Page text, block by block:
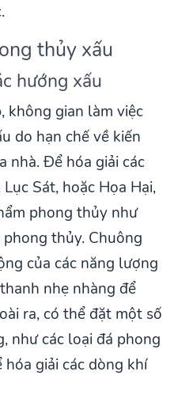
thủy xấu
hướng xấu
không gian làm việc
do hạn chế về kiến
nhà. Để hóa giải các
Sát, hoặc Họa Hại,
phong thủy như
thủy. Chuông
của các năng lượng
nhẹ nhàng để
ra, có thể đặt một số
như các loại đá phong
giải các dòng khí